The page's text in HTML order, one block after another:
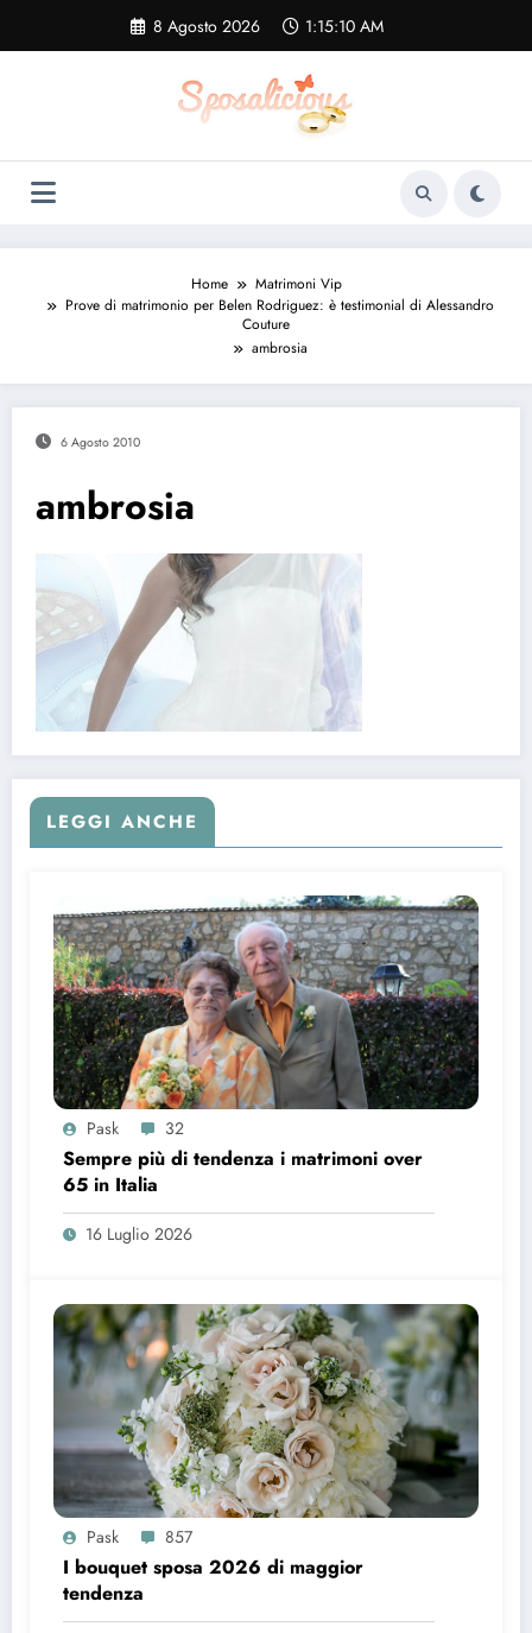
contenuto
8 Agosto 2026 1:15:11 AM
Home
Matrimoni Vip
Prove di matrimonio per Belen Rodriguez: è testimonial di Alessandro
Couture
ambrosia
6 Agosto 2010
ambrosia
LEGGI ANCHE
Pask 32
Sempre più di tendenza i matrimoni over
65 in Italia
16 Luglio 2026
Pask 857
I bouquet sposa 2026 di maggior
tendenza